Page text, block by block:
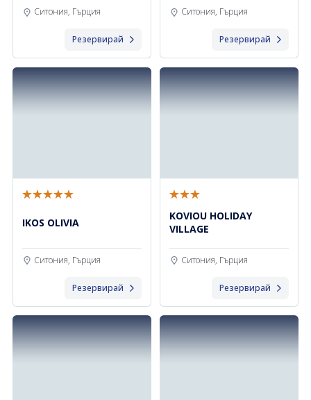
Ситония, Гърция
Резервирай
Ситония, Гърция
Резервирай
IKOS OLIVIA
Ситония, Гърция
Резервирай
KOVIOU HOLIDAY
VILLAGE
Ситония, Гърция
Резервирай